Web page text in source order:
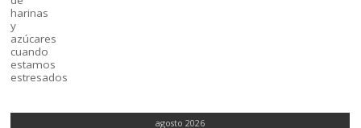
agosto 2026